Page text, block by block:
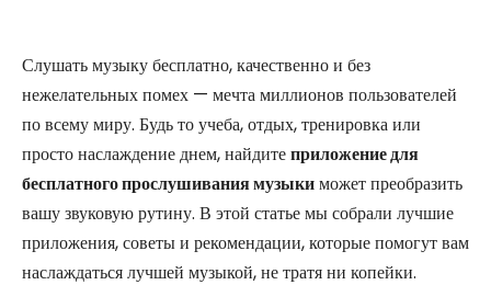
Слушать музыку бесплатно, качественно и без
нежелательных помех — мечта миллионов пользователей
по всему миру. Будь то учеба, отдых, тренировка или
просто наслаждение днем, найдитеприложение для
бесплатного прослушивания музыкиможет преобразить
вашу звуковую рутину. В этой статье мы собрали лучшие
приложения, советы и рекомендации, которые помогут вам
наслаждаться лучшей музыкой, не тратя ни копейки.